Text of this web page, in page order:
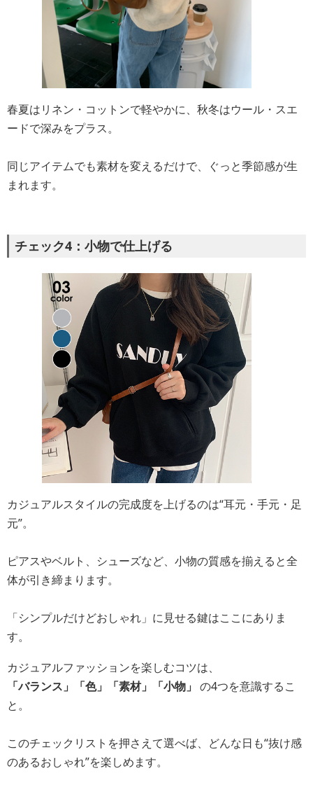
春夏はリネン・コットンで軽やかに、秋冬はウール・スエ
ードで深みをプラス。
同じアイテムでも素材を変えるだけで、ぐっと季節感が生
まれます。
チェック4：小物で仕上げる
カジュアルスタイルの完成度を上げるのは“耳元・手元・足
元”。
ピアスやベルト、シューズなど、小物の質感を揃えると全
体が引き締まります。
「シンプルだけどおしゃれ」に見せる鍵はここにありま
す。
カジュアルファッションを楽しむコツは、
「バランス」「色」「素材」「小物」 の4つを意識するこ
と。
このチェックリストを押さえて選べば、どんな日も“抜け感
のあるおしゃれ”を楽しめます。